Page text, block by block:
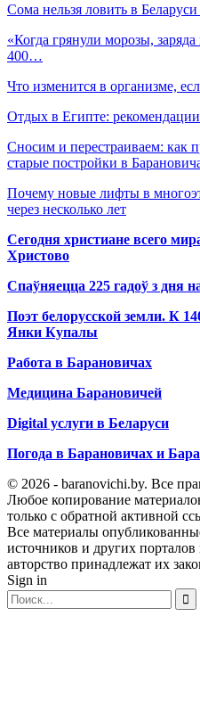
Сома нельзя ловить в
«Когда грянули морозы,
400…
Что изменится в организме,
Отдых в Египте:
Сносим и перестраиваем: как
старые постройки в
Почему новые лифты в
через несколько лет
Сегодня христиане всего
Христово
Спаўняецца 225 гадоў з дня
Поэт белорусской земли. К
Янки Купалы
Работа в Барановичах
Медицина Барановичей
Digital услуги в Беларуси
Погода в Барановичах и
© 2026 - baranovichi.by. Все
Любое копирование
только с обратной активной
Все материалы
источников и других порталов
авторство принадлежат их
Sign in